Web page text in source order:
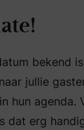
bekend
jullie
hun agenda.
dat erg